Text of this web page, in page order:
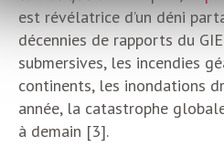
est révélatrice d’un déni
décennies de rapports du
submersives, les incendies
continents, les inondations
année, la catastrophe
à demain [3].